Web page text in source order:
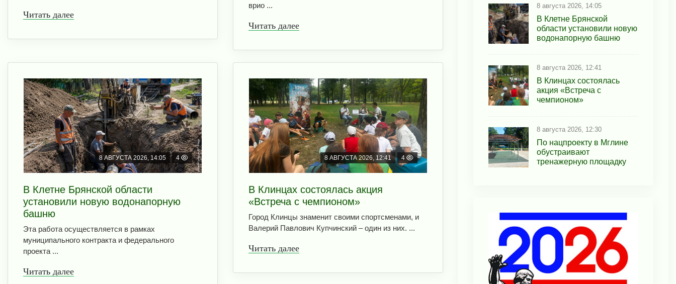
Читать далее
врио ...
Читать далее
8 АВГУСТА 2026, 14:05 4
В Клетне Брянской области
установили новую водонапорную
башню
Эта работа осуществляется в рамках
муниципального контракта и федерального
проекта ...
Читать далее
8 АВГУСТА 2026, 12:41 4
В Клинцах состоялась акция
«Встреча с чемпионом»
Город Клинцы знаменит своими спортсменами, и
Валерий Павлович Купчинский – один из них. ...
Читать далее
8 августа 2026, 14:05
В Клетне Брянской
области установили новую
водонапорную башню
8 августа 2026, 12:41
В Клинцах состоялась
акция «Встреча с
чемпионом»
8 августа 2026, 12:30
По нацпроекту в Мглине
обустраивают
тренажерную площадку